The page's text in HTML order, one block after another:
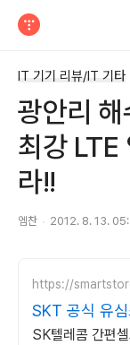
IT 기기 리뷰/IT 기타
광안리
최강 LTE
라!!
엠찬 2012. 8. 13.
https://
SKT 공식 유심
SK텔레콤 간편